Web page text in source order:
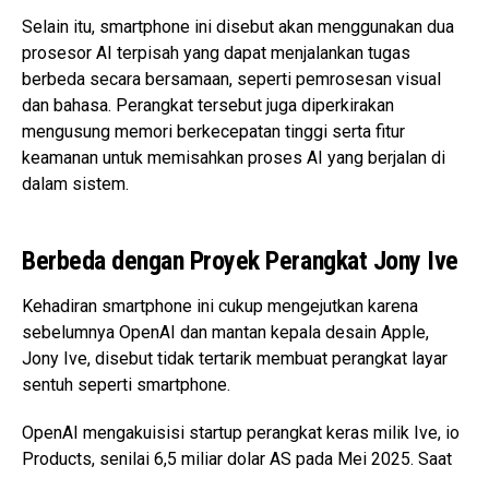
Selain itu, smartphone ini disebut akan menggunakan dua
prosesor AI terpisah yang dapat menjalankan tugas
berbeda secara bersamaan, seperti pemrosesan visual
dan bahasa. Perangkat tersebut juga diperkirakan
mengusung memori berkecepatan tinggi serta fitur
keamanan untuk memisahkan proses AI yang berjalan di
dalam sistem.
Berbeda dengan Proyek Perangkat Jony Ive
Kehadiran smartphone ini cukup mengejutkan karena
sebelumnya OpenAI dan mantan kepala desain Apple,
Jony Ive, disebut tidak tertarik membuat perangkat layar
sentuh seperti smartphone.
OpenAI mengakuisisi startup perangkat keras milik Ive, io
Products, senilai 6,5 miliar dolar AS pada Mei 2025. Saat